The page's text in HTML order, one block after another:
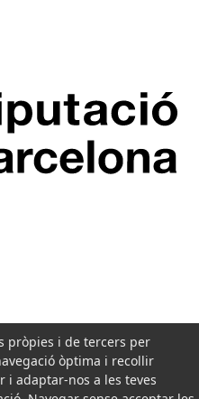
pròpies i de tercers per
òptima i recollir
adaptar-nos a les teves